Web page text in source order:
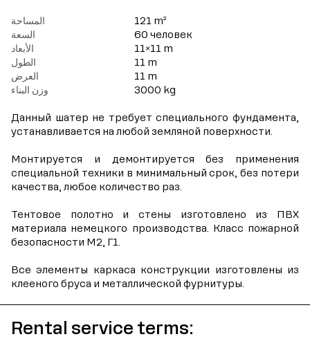
المساحة
121 m²
السعة
60 человек
الأبعاد
11×11 m
الطول
11 m
العرض
11 m
وزن البناء
3000 kg
Данный шатер не требует специального фундамента,
устанавливается на любой земляной поверхности.
Монтируется и демонтируется без применения
специальной техники в минимальный срок, без потери
качества, любое количество раз.
Тентовое полотно и стены изготовлено из ПВХ
материала немецкого производства. Класс пожарной
безопасности М2, Г1.
Все элементы каркаса конструкции изготовлены из
клееного бруса и металлической фурнитуры.
Rental service terms: